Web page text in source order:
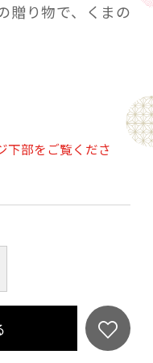
贈り物で、くまの
らしてしていくう
切なことを学んで
にて酒井敏雄氏
絵を手がけ、同時
に通い、絵本制作
下部をご覧くださ